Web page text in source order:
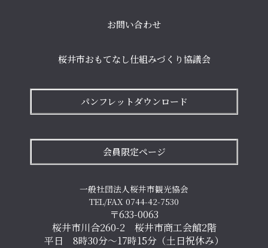
お問い合わせ
桜井市おもてなし仕組みづくり協議会
パンフレットダウンロード
会員限定ページ
一般社団法人桜井市観光協会
TEL/FAX 0744-42-7530
〒633-0063
桜井市川合260-2 桜井市商工会館2階
平日 8時30分～17時15分（土日祝休み）